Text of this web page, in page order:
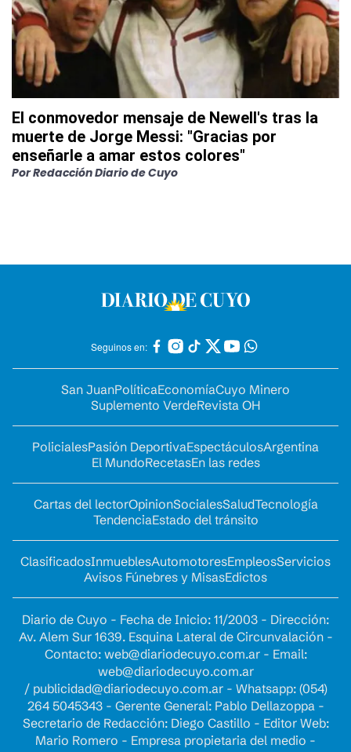
El conmovedor mensaje de Newell's tras la
muerte de Jorge Messi: "Gracias por
enseñarle a amar estos colores"
PorRedacción Diario de Cuyo
Seguinos en:
San JuanPolíticaEconomíaCuyo Minero
Suplemento VerdeRevista OH
PolicialesPasión DeportivaEspectáculosArgentina
El MundoRecetasEn las redes
Cartas del lectorOpinionSocialesSaludTecnología
TendenciaEstado del tránsito
ClasificadosInmueblesAutomotoresEmpleosServicios
Avisos Fúnebres y MisasEdictos
Diario de Cuyo - Fecha de Inicio: 11/2003 - Dirección:
Av. Alem Sur 1639. Esquina Lateral de Circunvalación -
Contacto: web@diariodecuyo.com.ar- Email:
web@diariodecuyo.com.ar
/ publicidad@diariodecuyo.com.ar- Whatsapp: (054)
264 5045343 - Gerente General: Pablo Dellazoppa -
Secretario de Redacción: Diego Castillo - Editor Web:
Mario Romero - Empresa propietaria del medio -